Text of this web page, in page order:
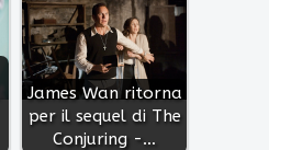
James Wan ritorna
per il sequel di The
Conjuring -…